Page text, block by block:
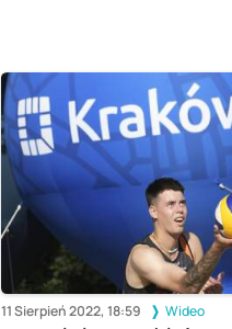
11 Sierpień 2022, 18:59 Wideo